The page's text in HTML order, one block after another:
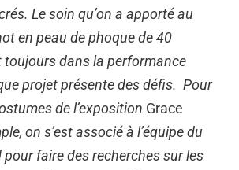
Le soin qu’on a apporté au
en peau de phoque de 40
toujours dans la performance
projet présente des défis. Pour
de l’exposition Grace
on s’est associé à l’équipe du
pour faire des recherches sur les